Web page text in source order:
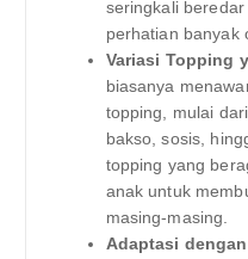
seringkali
perhatian banyak
Variasi Topping
biasanya
topping, mulai
bakso, sosis,
topping yang
anak untuk
masing-masing.
Adaptasi